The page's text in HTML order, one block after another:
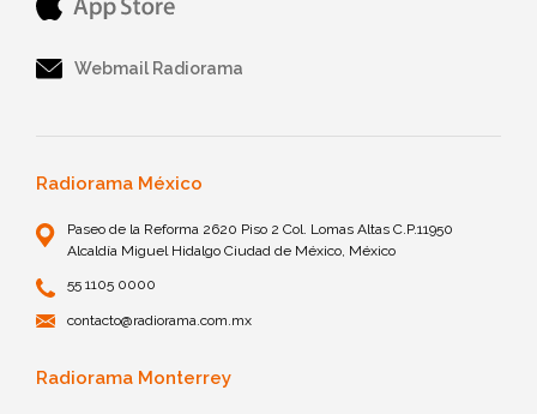
Webmail Radiorama
Radiorama México
Paseo de la Reforma 2620 Piso 2 Col. Lomas Altas C.P.11950
Alcaldía Miguel Hidalgo Ciudad de México, México
55 1105 0000
contacto@radiorama.com.mx
Radiorama Monterrey